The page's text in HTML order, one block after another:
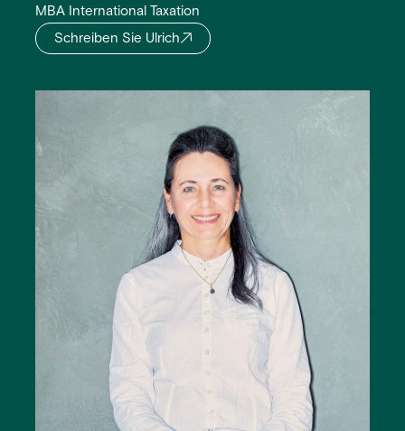
MBA International Taxation
Schreiben Sie Ulrich